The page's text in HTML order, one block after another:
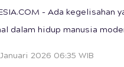
- Ada kegelisahan
dalam hidup manusia
2026 06:35 WIB